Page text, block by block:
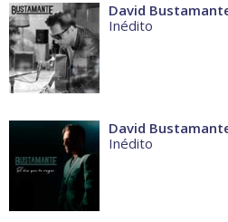
David
Inédito
David
Inédito